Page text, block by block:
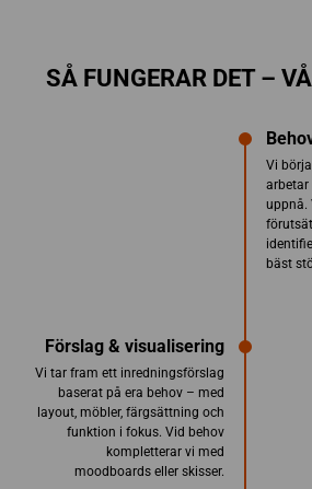
SÅ FUNGERAR DET –
Vi
arbetar
uppnå.
bäst
Förslag & visualisering
Vi tar fram ett inredningsförslag
baserat på era behov – med
layout, möbler, färgsättning och
funktion i fokus. Vid behov
kompletterar vi med
moodboards eller skisser.